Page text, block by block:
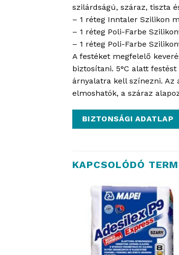
szilárdságú, száraz, tiszta
– 1 réteg Inntaler Szilikon
– 1 réteg Poli-Farbe
– 1 réteg Poli-Farbe
A festéket megfelelő
biztosítani. 5°C alatt
árnyalatra kell színezni. Az
elmoshatók, a száraz
BIZTONSÁGI ADATLAP
KAPCSOLÓDÓ